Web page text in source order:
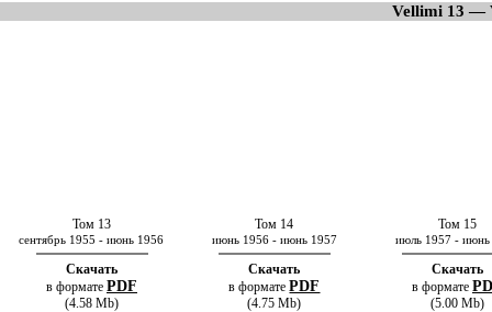
Vellimi 13 —
Том 13
сентябрь 1955 - июнь 1956
Том 14
июнь 1956 - июнь 1957
Том 15
июль 1957 - июнь
Скачать
в формате PDF
(4.58 Mb)
Скачать
в форматеPDF
(4.75 Mb)
Скачать
в формате
(5.00 Mb)